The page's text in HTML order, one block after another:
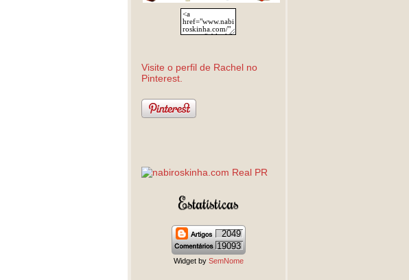
Visite o perfil de Rachel no
Pinterest.
Estatísticas
2049
19093
Widget by SemNome